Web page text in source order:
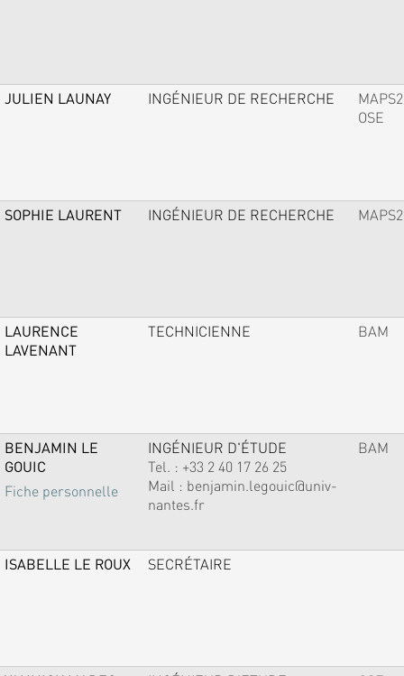
JULIEN LAUNAY INGÉNIEUR DE RECHERCHE
MAPS2
OSE
SOPHIE LAURENT INGÉNIEUR DE RECHERCHE MAPS2
LAURENCE
LAVENANT
TECHNICIENNE BAM
BENJAMIN LE
GOUIC
Fiche personnelle
INGÉNIEUR D'ÉTUDE
Tel. : +33 2 40 17 26 25
Mail : benjamin.legouic@univ-
nantes.fr
BAM
ISABELLE LE ROUX SECRÉTAIRE